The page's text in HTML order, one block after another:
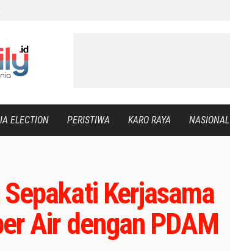
ELECTION PERISTIWA KARO RAYA NASIONAL
Kerjasama
Air dengan PDAM